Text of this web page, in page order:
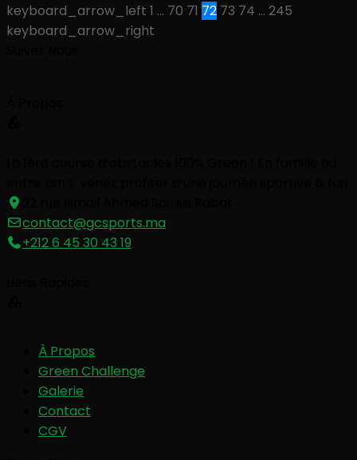
keyboard_arrow_left 1 … 70 71 72 73 74 … 245
keyboard_arrow_right
contact@gcsports.ma
+212 6 45 30 43 19
À Propos
Green Challenge
Galerie
Contact
CGV